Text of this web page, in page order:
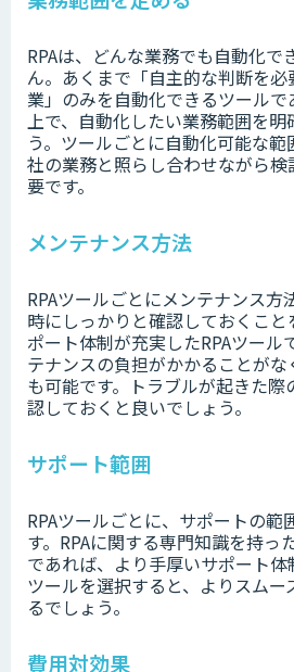
RPAは、どんな業務でも自動化で
ん。あくまで「自主的な判断を
業」のみを自動化できるツール
上で、自動化したい業務範囲を明
う。ツールごとに自動化可能な
社の業務と照らし合わせながら
要です。
メンテナンス方法
RPAツールごとにメンテナンス方
時にしっかりと確認しておくこ
ポート体制が充実したRPAツール
テナンスの負担がかかることがな
も可能です。トラブルが起きた
認しておくと良いでしょう。
サポート範囲
RPAツールごとに、サポートの範
す。RPAに関する専門知識を持っ
であれば、より手厚いサポート体
ツールを選択すると、よりスム
るでしょう。
費用対効果